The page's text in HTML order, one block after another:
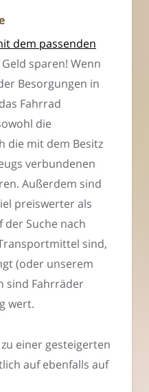
dem passenden
sparen! Wenn
Besorgungen in
Fahrrad
die
die mit dem Besitz
verbundenen
Außerdem sind
preiswerter als
der Suche nach
sind,
(oder unserem
sind Fahrräder
wert.
einer gesteigerten
auf ebenfalls auf